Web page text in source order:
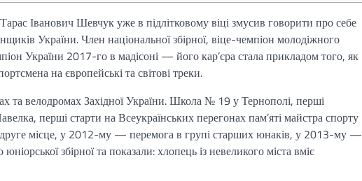
Іванович Шевчук уже в підлітковому віці змусив говорити про себе
України. Член національної збірної, віце-чемпіон молодіжного
України 2017-го в мадісоні — його кар’єра стала прикладом того, як
на європейські та світові треки.
та велодромах Західної України. Школа № 19 у Тернополі, перші
перші старти на Всеукраїнських перегонах пам’яті майстра спорту
місце, у 2012-му — перемога в групі старших юнаків, у 2013-му —
збірної та показали: хлопець із невеликого міста вміє